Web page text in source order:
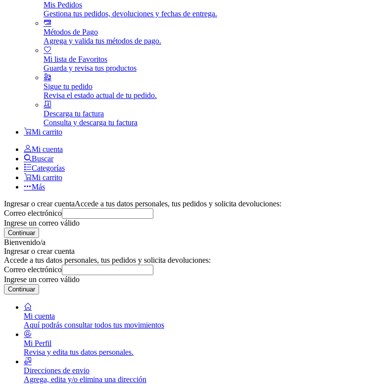
Mis Pedidos
Gestiona tus pedidos, devoluciones y fechas de entrega.
Métodos de Pago
Agrega y valida tus métodos de pago.
Mi lista de Favoritos
Guarda y revisa tus productos
Sigue tu pedido
Revisa el estado actual de tu pedido.
Descarga tu factura
Consulta y descarga tu factura
Mi carrito
Mi cuenta
Buscar
Categorías
Mi carrito
Más
Ingresar o crear cuentaAccede a tus datos personales, tus pedidos y solicita devoluciones:
Correo electrónico
Ingrese un correo válido
Continuar
Bienvenido/a
Ingresar o crear cuenta
Accede a tus datos personales, tus pedidos y solicita devoluciones:
Correo electrónico
Ingrese un correo válido
Continuar
Mi cuenta
Aquí podrás consultar todos tus movimientos
Mi Perfil
Revisa y edita tus datos personales.
Direcciones de envio
Agrega, edita y/o elimina una dirección